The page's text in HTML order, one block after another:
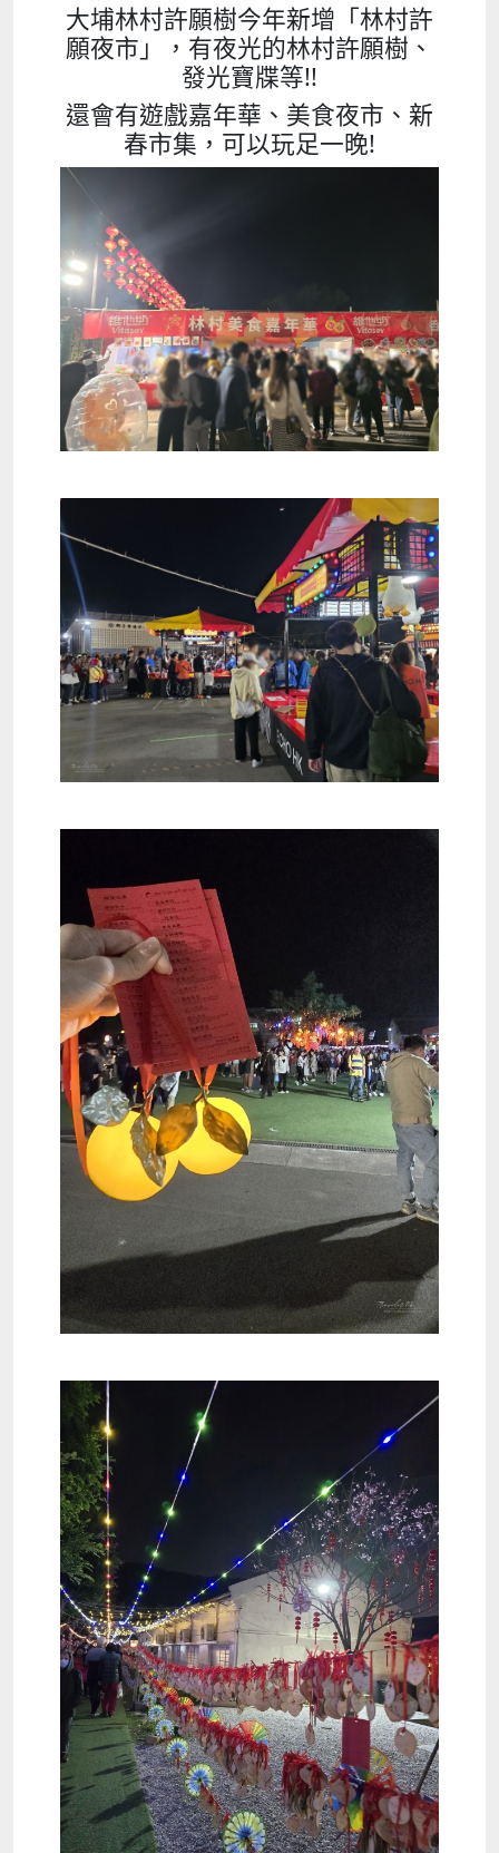
大埔林村許願樹今年新增「林村許
願夜市」，有夜光的林村許願樹、
發光寶牒等!!
還會有遊戲嘉年華、美食夜市、新
春市集，可以玩足一晚!